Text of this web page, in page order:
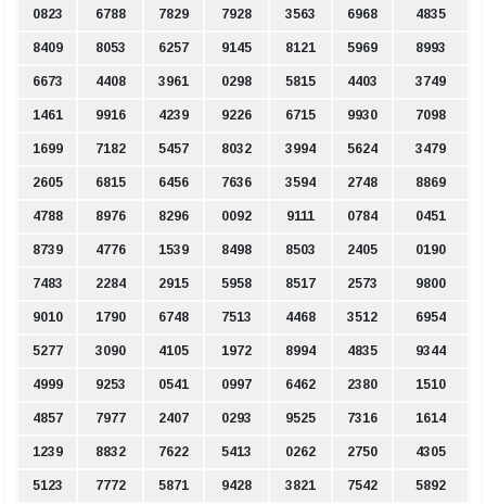
0823 6788 7829 7928 3563 6968 4835
8409 8053 6257 9145 8121 5969 8993
6673 4408 3961 0298 5815 4403 3749
1461 9916 4239 9226 6715 9930 7098
1699 7182 5457 8032 3994 5624 3479
2605 6815 6456 7636 3594 2748 8869
4788 8976 8296 0092 9111 0784 0451
8739 4776 1539 8498 8503 2405 0190
7483 2284 2915 5958 8517 2573 9800
9010 1790 6748 7513 4468 3512 6954
5277 3090 4105 1972 8994 4835 9344
4999 9253 0541 0997 6462 2380 1510
4857 7977 2407 0293 9525 7316 1614
1239 8832 7622 5413 0262 2750 4305
5123 7772 5871 9428 3821 7542 5892